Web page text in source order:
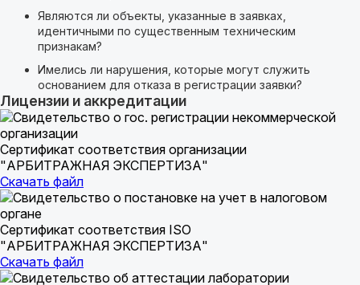
Являются ли объекты, указанные в заявках,
идентичными по существенным техническим
признакам?
Имелись ли нарушения, которые могут служить
основанием для отказа в регистрации заявки?
Лицензии и аккредитации
Сертификат соответствия организации
"АРБИТРАЖНАЯ ЭКСПЕРТИЗА"
Скачать файл
Сертификат соответствия ISO
"АРБИТРАЖНАЯ ЭКСПЕРТИЗА"
Скачать файл